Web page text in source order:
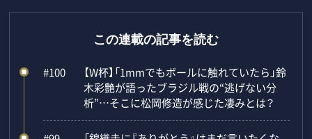
この連載の記事を読む
#100
【W杯】「1mmでもボールに触れていたら」鈴
木彩艶が語ったブラジル戦の“逃げない分
析”…そこに松岡修造が感じた凄みとは？